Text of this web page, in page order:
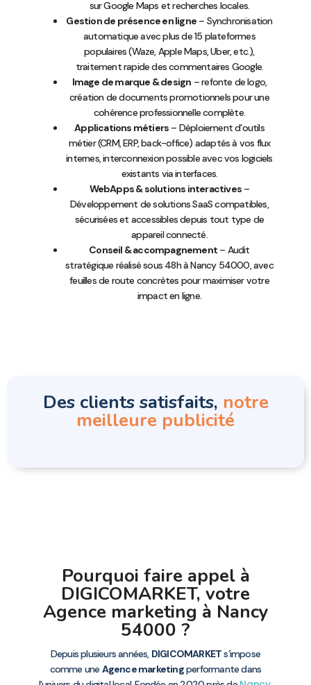
sur Google Maps et recherches locales.
Gestion de présence en ligne – Synchronisation
automatique avec plus de 15 plateformes
populaires (Waze, Apple Maps, Uber, etc.),
traitement rapide des commentaires Google.
Image de marque & design – refonte de logo,
création de documents promotionnels pour une
cohérence professionnelle complète.
Applications métiers – Déploiement d’outils
métier (CRM, ERP, back-office) adaptés à vos flux
internes, interconnexion possible avec vos logiciels
existants via interfaces.
WebApps & solutions interactives –
Développement de solutions SaaS compatibles,
sécurisées et accessibles depuis tout type de
appareil connecté.
Conseil & accompagnement – Audit
stratégique réalisé sous 48h à Nancy 54000, avec
feuilles de route concrètes pour maximiser votre
impact en ligne.
Des clients satisfaits, notre
meilleure publicité
Pourquoi faire appel à
DIGICOMARKET, votre
Agence marketing à Nancy
54000 ?
Depuis plusieurs années, DIGICOMARKETs’impose
comme une Agence marketingperformante dans